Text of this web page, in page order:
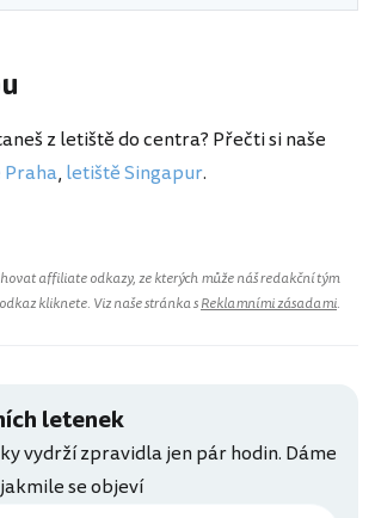
z letiště do centra? Přečti si naše
, letiště Singapur.
affiliate odkazy, ze kterých může náš redakční tým
kliknete. Viz naše stránka sReklamními zásadami.
letenek
vydrží zpravidla jen pár hodin. Dáme
se objeví